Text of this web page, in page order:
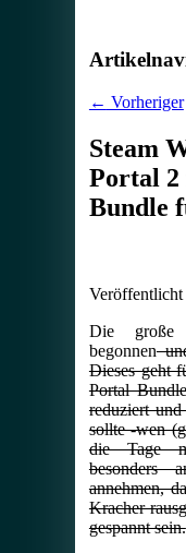
← Vorheriger
Steam
Portal 2
Bundle
Veröffentlicht
Die große
begonnen
Dieses geht
Portal
reduziert
sollte -wen
die Tage
besonders
annehmen,
Kracher
gespannt sein.